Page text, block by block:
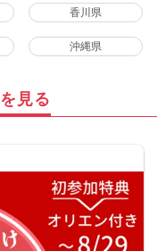
香川県
沖縄県
見る